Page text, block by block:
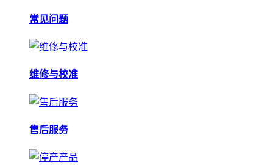
常见问题
维修与校准
售后服务